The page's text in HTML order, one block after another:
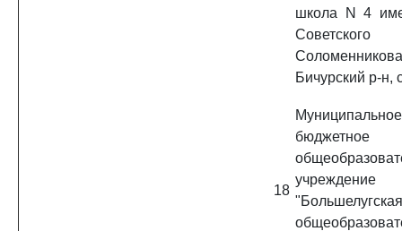
школа N 4
Бичурский р-н,
18
Муниципальное
бюджетное
учреждение